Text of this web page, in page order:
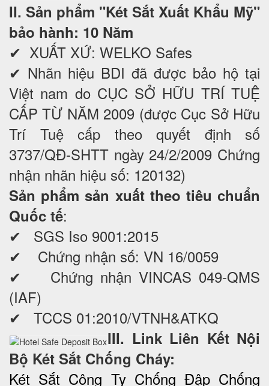
II. Sản phẩm "Két Sắt Xuất Khẩu Mỹ"
bảo hành: 10 Năm
✔ XUẤT XỨ: WELKO Safes
✔ Nhãn hiệu BDI đã được bảo hộ tại
Việt nam do CỤC SỞ HỮU TRÍ TUỆ
CẤP TỪ NĂM 2009 (được Cục Sở Hữu
Trí Tuệ cấp theo quyết định số
3737/QĐ-SHTT ngày 24/2/2009 Chứng
nhận nhãn hiệu số: 120132)
Sản phẩm sản xuất theo tiêu chuẩn
Quốc tế:
✔ SGS Iso 9001:2015
✔ Chứng nhận số: VN 16/0059
✔ Chứng nhận VINCAS 049-QMS
(IAF)
✔ TCCS 01:2010/VTNH&ATKQ
III. Link Liên Kết Nội
Bộ Két Sắt Chống Cháy:
Két Sắt Công Ty Chống Đập Chống